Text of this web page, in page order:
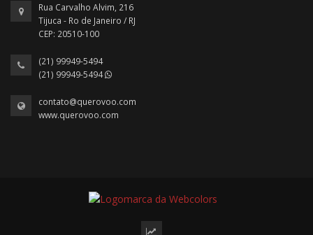
Rua Carvalho Alvim, 216
Tijuca - Ro de Janeiro / RJ
CEP: 20510-100
(21) 99949-5494
(21) 99949-5494
contato@querovoo.com
www.querovoo.com